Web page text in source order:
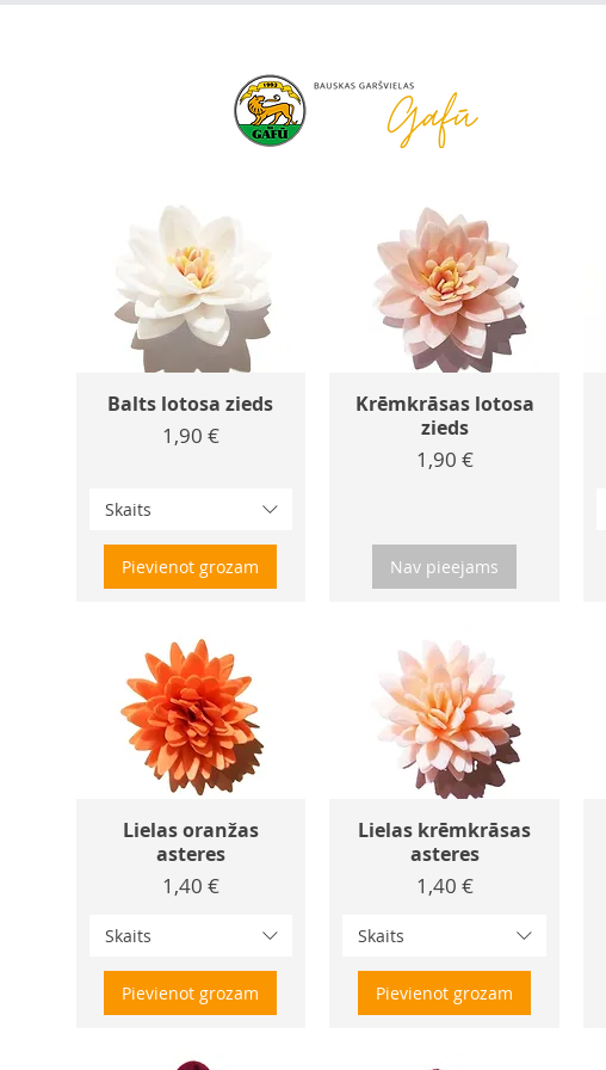
Balts lotosa zieds
Cena
1,90 €
Skaits
Pievienot grozam
Krēmkrāsas lotosa
zieds
Cena
1,90 €
Nav pieejams
Lielas oranžas
asteres
Cena
1,40 €
Skaits
Pievienot grozam
Lielas krēmkrāsas
asteres
Cena
1,40 €
Skaits
Pievienot grozam